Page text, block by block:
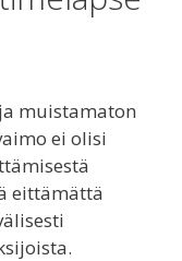
muistamaton
ei olisi
eittämättä